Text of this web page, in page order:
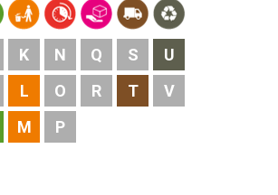
K
L
M
N
O
P
Q
R
S
T
U
V